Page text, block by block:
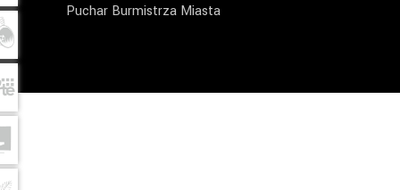
Puchar Burmistrza Miasta